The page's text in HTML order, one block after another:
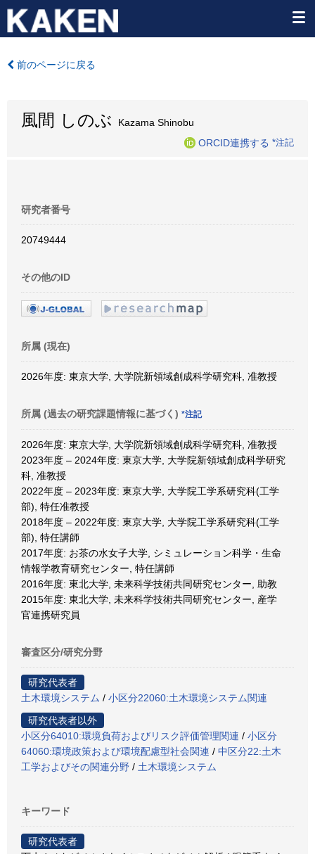
前のページに戻る
風間 しのぶ
Kazama Shinobu
ORCID連携する *注記
研究者番号
20749444
その他のID
所属 (現在)
2026年度: 東京大学, 大学院新領域創成科学研究科, 准教授
所属 (過去の研究課題情報に基づく) *注記
2026年度: 東京大学, 大学院新領域創成科学研究科, 准教授
2023年度 – 2024年度: 東京大学, 大学院新領域創成科学研究
科, 准教授
2022年度 – 2023年度: 東京大学, 大学院工学系研究科(工学
部), 特任准教授
2018年度 – 2022年度: 東京大学, 大学院工学系研究科(工学
部), 特任講師
2017年度: お茶の水女子大学, シミュレーション科学・生命
情報学教育研究センター, 特任講師
2016年度: 東北大学, 未来科学技術共同研究センター, 助教
2015年度: 東北大学, 未来科学技術共同研究センター, 産学
官連携研究員
審査区分/研究分野
研究代表者
土木環境システム / 小区分22060:土木環境システム関連
研究代表者以外
小区分64010:環境負荷およびリスク評価管理関連 / 小区分
64060:環境政策および環境配慮型社会関連 / 中区分22:土木
工学およびその関連分野 / 土木環境システム
キーワード
研究代表者